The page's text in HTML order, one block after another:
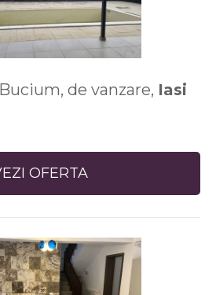
de vanzare, Iasi
OFERTA